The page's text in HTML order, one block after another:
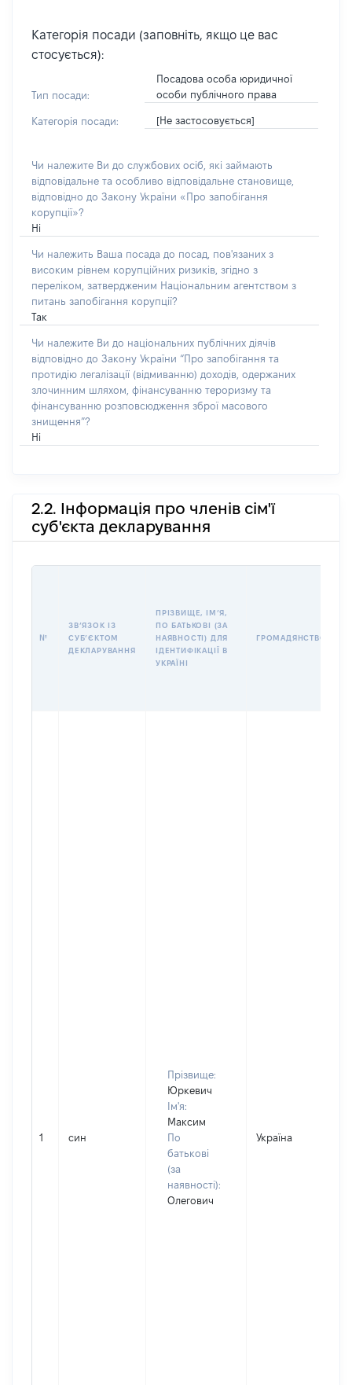
Категорія посади (заповніть, якщо це вас
стосується):
Тип посади:
Посадова особа юридичної
особи публічного права
Категорія посади: [Не застосовується]
Чи належите Ви до службових осіб, які займають
відповідальне та особливо відповідальне становище,
відповідно до Закону України «Про запобігання
корупції»?
Ні
Чи належить Ваша посада до посад, пов'язаних з
високим рівнем корупційних ризиків, згідно з
переліком, затвердженим Національним агентством з
питань запобігання корупції?
Так
Чи належите Ви до національних публічних діячів
відповідно до Закону України “Про запобігання та
протидію легалізації (відмиванню) доходів, одержаних
злочинним шляхом, фінансуванню тероризму та
фінансуванню розповсюдження зброї масового
знищення”?
Ні
2.2. Інформація про членів сім'ї
суб'єкта декларування
№
ЗВʼЯЗОК ІЗ
СУБʼЄКТОМ
ДЕКЛАРУВАННЯ
ПРІЗВИЩЕ, ІМʼЯ,
ПО БАТЬКОВІ (ЗА
НАЯВНОСТІ) ДЛЯ
ІДЕНТИФІКАЦІЇ В
УКРАЇНІ
ГРОМАДЯНСТВО
1 син
Прізвище:
Юркевич
Ім'я:
Максим
По
батькові
(за
наявності):
Олегович
Україна